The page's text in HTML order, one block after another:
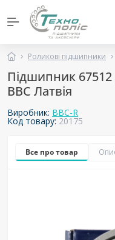
Роликові підшипники
Підшипник
BBC Латвія
Виробник: BBC-R
Код товару:20175
Все про товар